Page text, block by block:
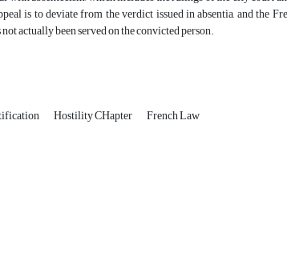
is to deviate from the verdict issued in absentia, and the
actually been served on the convicted person.
Hostility CHapter French Law